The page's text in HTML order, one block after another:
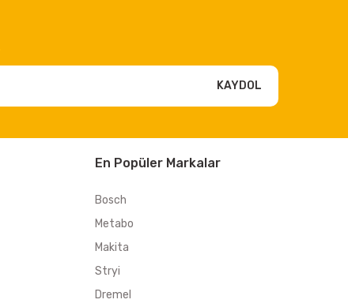
KAYDOL
En Popüler Markalar
Bosch
Metabo
Makita
Stryi
Dremel